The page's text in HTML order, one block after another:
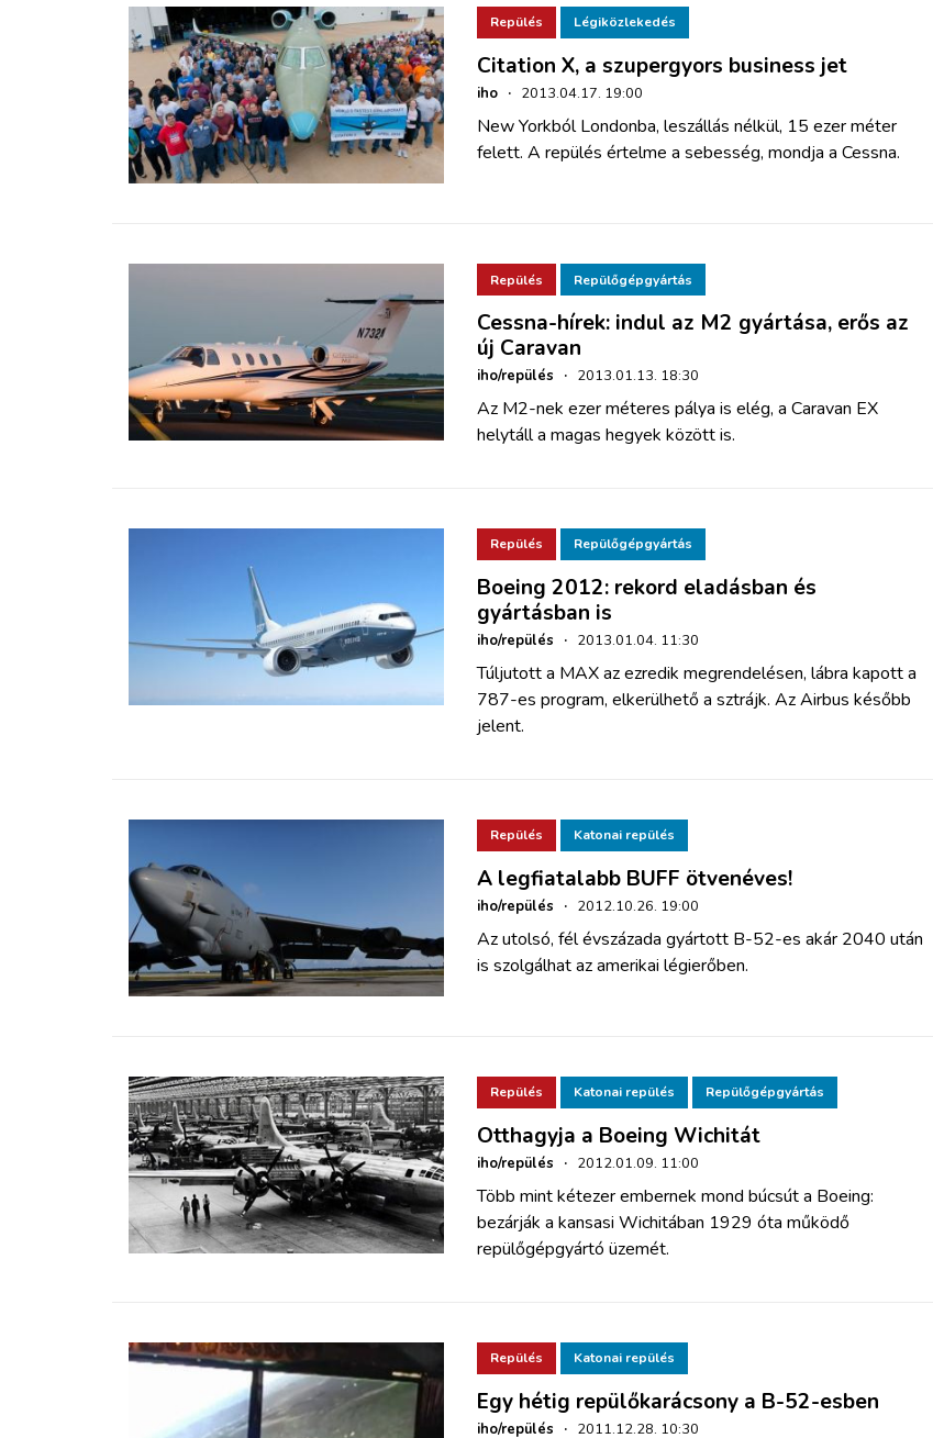
Repülés Légiközlekedés
Citation X, a szupergyors business jet
iho · 2013.04.17. 19:00
New Yorkból Londonba, leszállás nélkül, 15 ezer méter
felett. A repülés értelme a sebesség, mondja a Cessna.
Repülés Repülőgépgyártás
Cessna-hírek: indul az M2 gyártása, erős az
új Caravan
iho/repülés · 2013.01.13. 18:30
Az M2-nek ezer méteres pálya is elég, a Caravan EX
helytáll a magas hegyek között is.
Repülés Repülőgépgyártás
Boeing 2012: rekord eladásban és
gyártásban is
iho/repülés · 2013.01.04. 11:30
Túljutott a MAX az ezredik megrendelésen, lábra kapott a
787-es program, elkerülhető a sztrájk. Az Airbus később
jelent.
Repülés Katonai repülés
A legfiatalabb BUFF ötvenéves!
iho/repülés · 2012.10.26. 19:00
Az utolsó, fél évszázada gyártott B-52-es akár 2040 után
is szolgálhat az amerikai légierőben.
Repülés Katonai repülés Repülőgépgyártás
Otthagyja a Boeing Wichitát
iho/repülés · 2012.01.09. 11:00
Több mint kétezer embernek mond búcsút a Boeing:
bezárják a kansasi Wichitában 1929 óta működő
repülőgépgyártó üzemét.
Repülés Katonai repülés
Egy hétig repülőkarácsony a B-52-esben
iho/repülés · 2011.12.28. 10:30